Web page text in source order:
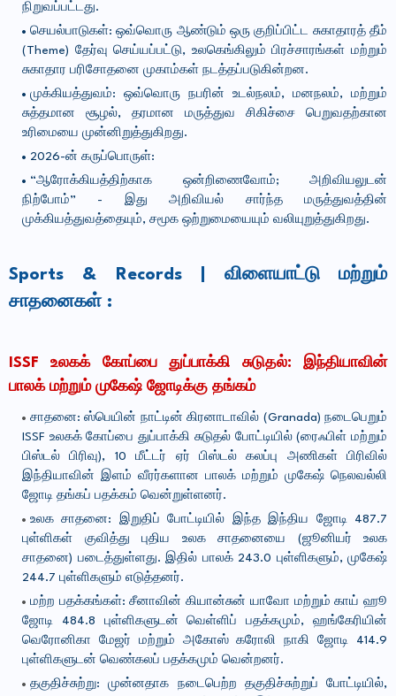
நிறுவப்பட்டது.
செயல்பாடுகள்: ஒவ்வொரு ஆண்டும் ஒரு குறிப்பிட்ட சுகாதாரத் தீம்
(Theme) தேர்வு செய்யப்பட்டு, உலகெங்கிலும் பிரச்சாரங்கள் மற்றும்
சுகாதார பரிசோதனை முகாம்கள் நடத்தப்படுகின்றன.
முக்கியத்துவம்: ஒவ்வொரு நபரின் உடல்நலம், மனநலம், மற்றும்
சுத்தமான சூழல், தரமான மருத்துவ சிகிச்சை பெறுவதற்கான
உரிமையை முன்னிறுத்துகிறது.
2026-ன் கருப்பொருள்:
“ஆரோக்கியத்திற்காக ஒன்றிணைவோம்; அறிவியலுடன்
நிற்போம்” - இது அறிவியல் சார்ந்த மருத்துவத்தின்
முக்கியத்துவத்தையும், சமூக ஒற்றுமையையும் வலியுறுத்துகிறது.
Sports & Records | விளையாட்டு மற்றும்
சாதனைகள் :
ISSF உலகக் கோப்பை துப்பாக்கி சுடுதல்: இந்தியாவின்
பாலக் மற்றும் முகேஷ் ஜோடிக்கு தங்கம்
சாதனை: ஸ்பெயின் நாட்டின் கிரனாடாவில் (Granada) நடைபெறும்
ISSF உலகக் கோப்பை துப்பாக்கி சுடுதல் போட்டியில் (ரைஃபிள் மற்றும்
பிஸ்டல் பிரிவு), 10 மீட்டர் ஏர் பிஸ்டல் கலப்பு அணிகள் பிரிவில்
இந்தியாவின் இளம் வீரர்களான பாலக் மற்றும் முகேஷ் நெலவல்லி
ஜோடி தங்கப் பதக்கம் வென்றுள்ளனர்.
உலக சாதனை: இறுதிப் போட்டியில் இந்த இந்திய ஜோடி 487.7
புள்ளிகள் குவித்து புதிய உலக சாதனையை (ஜூனியர் உலக
சாதனை) படைத்துள்ளது. இதில் பாலக் 243.0 புள்ளிகளும், முகேஷ்
244.7 புள்ளிகளும் எடுத்தனர்.
மற்ற பதக்கங்கள்: சீனாவின் கியான்சுன் யாவோ மற்றும் காய் ஹூ
ஜோடி 484.8 புள்ளிகளுடன் வெள்ளிப் பதக்கமும், ஹங்கேரியின்
வெரோனிகா மேஜர் மற்றும் அகோஸ் கரோலி நாகி ஜோடி 414.9
புள்ளிகளுடன் வெண்கலப் பதக்கமும் வென்றனர்.
தகுதிச்சுற்று: முன்னதாக நடைபெற்ற தகுதிச்சுற்றுப் போட்டியில்,